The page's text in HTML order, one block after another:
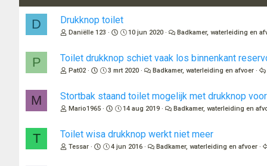
e
:
D Drukknop toilet
Daniëlle 123 10 jun 2020 Badkamer, waterleiding en
P Toilet drukknop schiet vaak los binnenkant
Pat02 3 mrt 2020 Badkamer, waterleiding en afvoer
M Stortbak staand toilet mogelijk met drukknop
Mario1965 14 aug 2019 Badkamer, waterleiding en
T Toilet wisa drukknop werkt niet meer
Tessar 4 jun 2016 Badkamer, waterleiding en afvoer